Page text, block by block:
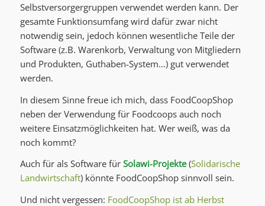
Selbstversorgergruppen verwendet werden kann. Der
gesamte Funktionsumfang wird dafür zwar nicht
notwendig sein, jedoch können wesentliche Teile der
Software (z.B. Warenkorb, Verwaltung von Mitgliedern
und Produkten, Guthaben-System…) gut verwendet
werden.
In diesem Sinne freue ich mich, dass FoodCoopShop
neben der Verwendung für Foodcoops auch noch
weitere Einsatzmöglichkeiten hat. Wer weiß, was da
noch kommt?
Auch für als Software für Solawi-Projekte(Solidarische
Landwirtschaft) könnte FoodCoopShop sinnvoll sein.
Und nicht vergessen: FoodCoopShop ist ab Herbst